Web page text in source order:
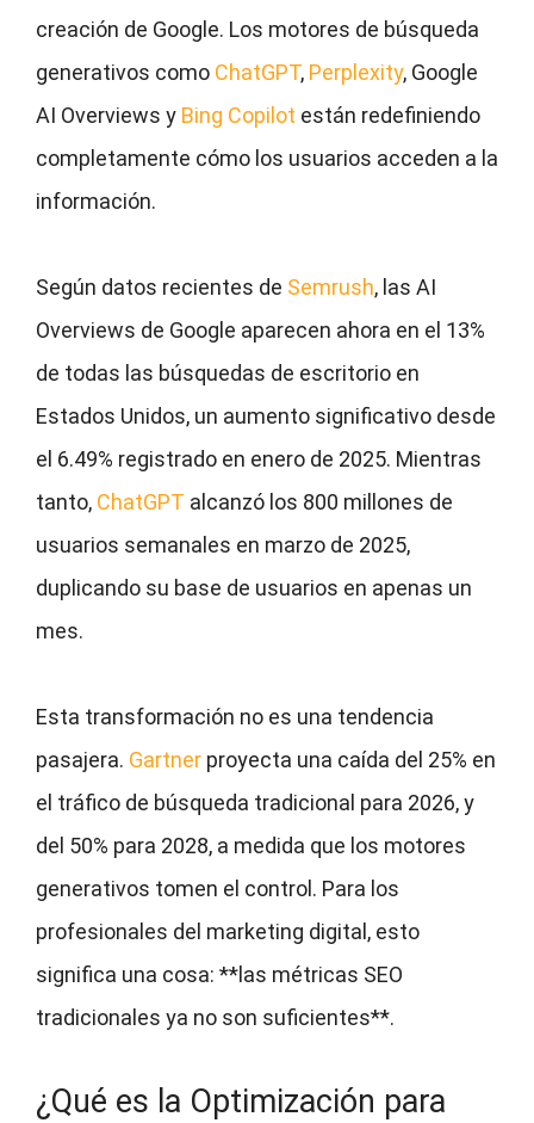
creación de Google. Los motores de búsqueda
generativos como ChatGPT, Perplexity, Google
AI Overviews y Bing Copilot están redefiniendo
completamente cómo los usuarios acceden a la
información.
Según datos recientes de Semrush, las AI
Overviews de Google aparecen ahora en el 13%
de todas las búsquedas de escritorio en
Estados Unidos, un aumento significativo desde
el 6.49% registrado en enero de 2025. Mientras
tanto, ChatGPT alcanzó los 800 millones de
usuarios semanales en marzo de 2025,
duplicando su base de usuarios en apenas un
mes.
Esta transformación no es una tendencia
pasajera. Gartner proyecta una caída del 25% en
el tráfico de búsqueda tradicional para 2026, y
del 50% para 2028, a medida que los motores
generativos tomen el control. Para los
profesionales del marketing digital, esto
significa una cosa: **las métricas SEO
tradicionales ya no son suficientes**.
¿Qué es la Optimización para